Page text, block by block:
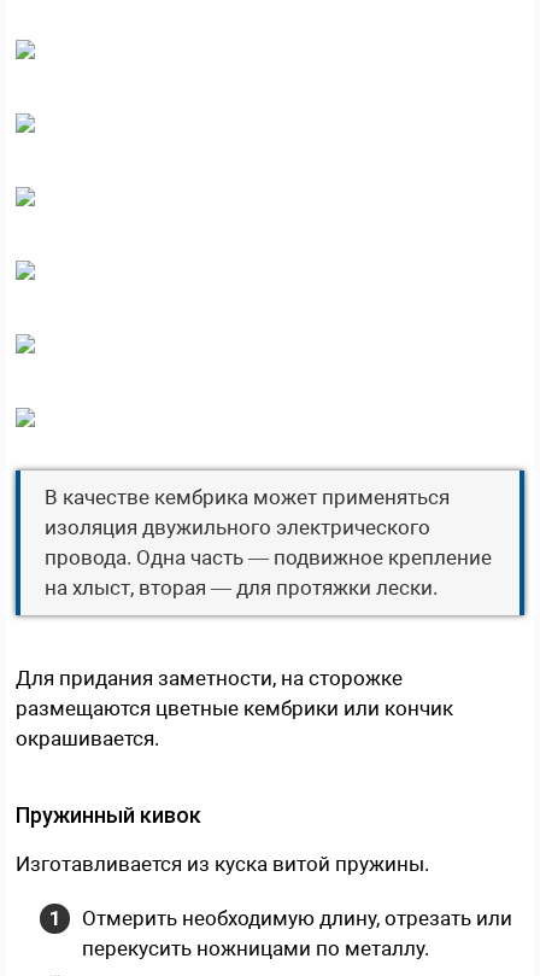
В качестве кембрика может применяться
изоляция двужильного электрического
провода. Одна часть — подвижное крепление
на хлыст, вторая — для протяжки лески.
Для придания заметности, на сторожке
размещаются цветные кембрики или кончик
окрашивается.
Пружинный кивок
Изготавливается из куска витой пружины.
Отмерить необходимую длину, отрезать или
перекусить ножницами по металлу.